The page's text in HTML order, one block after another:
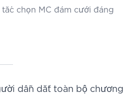
chọn MC đám cưới đáng
dẫn dắt toàn bộ chương